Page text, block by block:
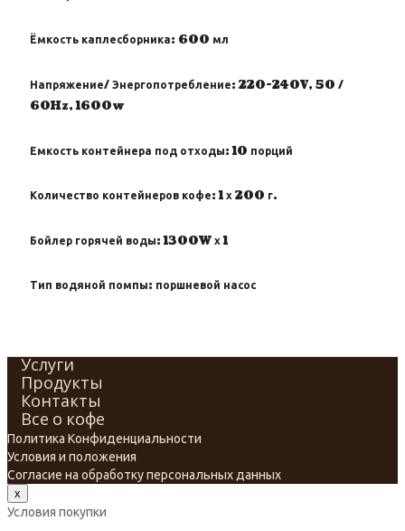
Ёмкость каплесборника: 600 мл
Напряжение/ Энергопотребление: 220-240V, 50 /
60Hz, 1600w
Емкость контейнера под отходы:10 порций
Количество контейнеров кофе:1 х 200 г.
Бойлер горячей воды:1300W х 1
Тип водяной помпы: поршневой насос
Услуги
Продукты
Контакты
Все о кофе
Политика Конфиденциальности
Условия и положения
Cогласие на обработку персональных данных
x
Условия покупки